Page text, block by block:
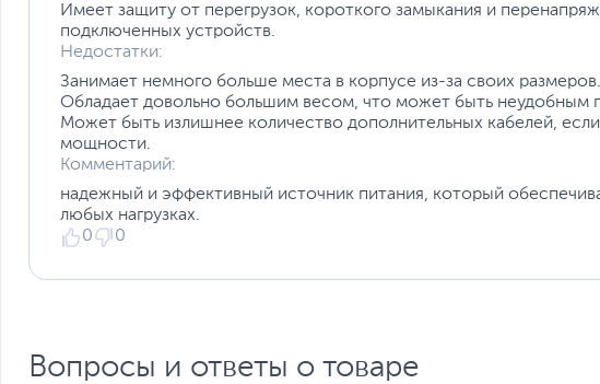
Срок гарантии (мес.)
12
Ссылка на сайт производителя
Если вы заметили ошибку или неточность в описании товара, пожалуйста,
Xарактеристики, комплект поставки и внешний вид данного товара могут
без отражения в каталоге интернет-магазина.
Имеет защиту от перегрузок, короткого замыкания и
подключенных устройств.
Недостатки:
Занимает немного больше места в корпусе из-за своих размеров.
Обладает довольно большим весом, что может быть неудобным
Может быть излишнее количество дополнительных кабелей,
мощности.
Комментарий:
надежный и эффективный источник питания, который
любых нагрузках.
0
0
Вопросы и ответы о товаре